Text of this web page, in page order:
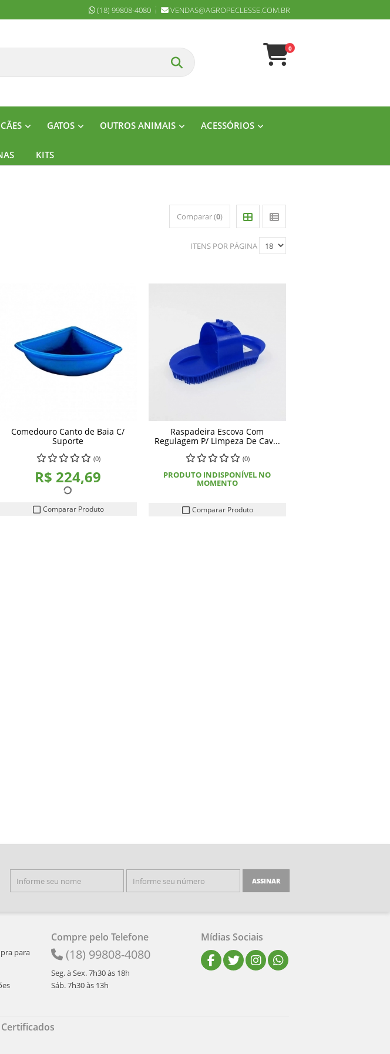
(18) 99808-4080 VENDAS@AGROPECLESSE.COM.BR
0
CÃES GATOS OUTROS ANIMAIS ACESSÓRIOS
KITS
Comparar (0)
ITENS POR PÁGINA
Comedouro Canto de Baia C/
Suporte
(0)
R$ 224,69
Comparar Produto
Raspadeira Escova Com
Regulagem P/ Limpeza De Cav...
(0)
PRODUTO INDISPONÍVEL NO
MOMENTO
Comparar Produto
ASSINAR
para
Compre pelo Telefone
(18) 99808-4080
Seg. à Sex. 7h30 às 18h
Sáb. 7h30 às 13h
Mídias Sociais
Certificados